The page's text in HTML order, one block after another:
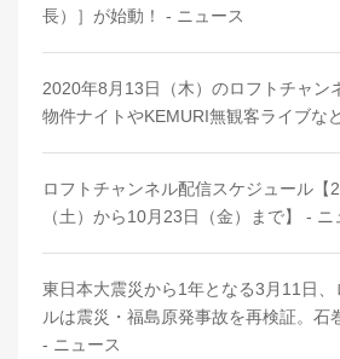
長）］が始動！ - ニュース
2020年8月13日（木）のロフトチャン
物件ナイトやKEMURI無観客ライブな
ロフトチャンネル配信スケジュール【
（土）から10月23日（金）まで】 - ニ
東日本大震災から1年となる3月11日
ルは震災・福島原発事故を再検証。石
- ニュース